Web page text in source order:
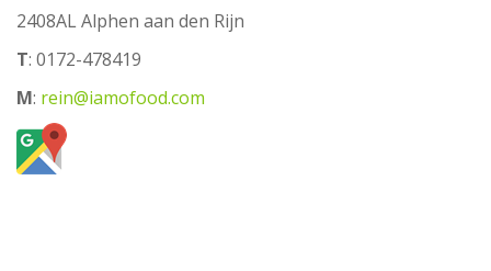
2408AL Alphen aan den Rijn
T: 0172-478419
M: rein@iamofood.com